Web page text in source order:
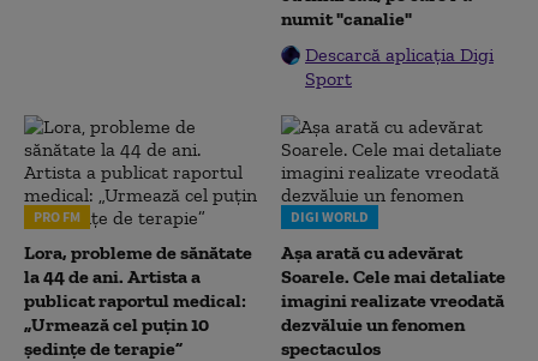
numit "canalie"
Descarcă aplicația Digi
Sport
PRO FM
Lora, probleme de sănătate
la 44 de ani. Artista a
publicat raportul medical:
„Urmează cel puțin 10
ședințe de terapie”
DIGI WORLD
Așa arată cu adevărat
Soarele. Cele mai detaliate
imagini realizate vreodată
dezvăluie un fenomen
spectaculos